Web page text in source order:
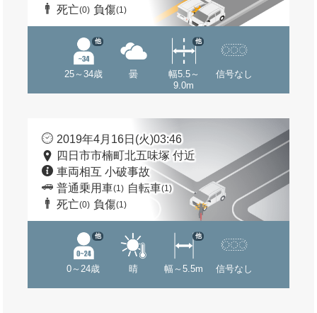
死亡(0) 負傷(1)
25～34歳
他
曇
幅5.5～
9.0m
他
信号なし
2019年4月16日(火)03:46
四日市市楠町北五味塚 付近
車両相互 小破事故
普通乗用車(1) 自転車(1)
死亡(0) 負傷(1)
0～24歳
他
晴 幅～5.5m
他
信号なし